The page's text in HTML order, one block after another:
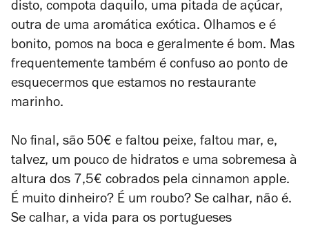
disto, compota daquilo, uma pitada de açúcar,
outra de uma aromática exótica. Olhamos e é
bonito, pomos na boca e geralmente é bom. Mas
frequentemente também é confuso ao ponto de
esquecermos que estamos no restaurante
marinho.
No final, são 50€ e faltou peixe, faltou mar, e,
talvez, um pouco de hidratos e uma sobremesa à
altura dos 7,5€ cobrados pela cinnamon apple.
É muito dinheiro? É um roubo? Se calhar, não é.
Se calhar, a vida para os portugueses